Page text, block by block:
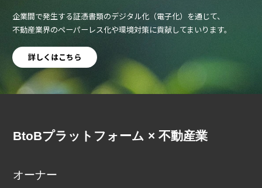
企業間で発生する証憑書類のデジタル化（電子化）を通じて、
不動産業界のペーパーレス化や環境対策に貢献してまいります。
詳しくはこちら
BtoBプラットフォーム × 不動産業
オーナー